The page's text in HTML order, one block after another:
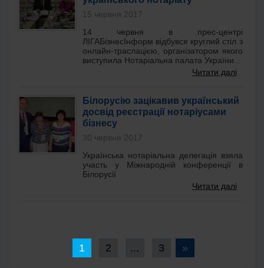
15 червня 2017
14 червня в прес-центрі
ЛІГАБізнесІнформ відбувся круглий стіл з
онлайн-траслацією, організатором якого
виступила Нотаріальна палата України...
Читати далі
Білорусію зацікавив український
досвід реєстрації нотаріусами
бізнесу
30 червня 2017
Українська нотаріальна делегація взяла
участь у Міжнародній конференції в
Білорусії
Читати далі
1 2 ... 3 »